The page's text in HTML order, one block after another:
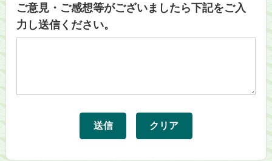
ご意見・ご感想等がございましたら下記をご入
力し送信ください。